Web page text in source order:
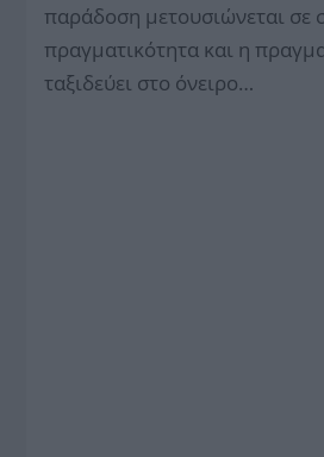
παράδοση μετουσιώνεται σε
πραγματικότητα και η
ταξιδεύει στο όνειρο…